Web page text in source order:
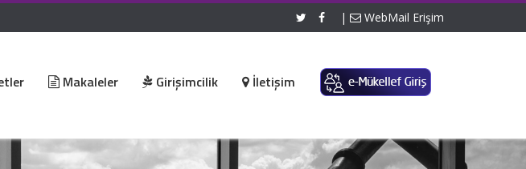
| WebMail Erişim
Makaleler Girişimcilik İletişim